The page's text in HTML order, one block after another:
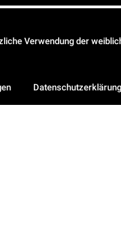
Verwendung der
Datenschutzerklärung